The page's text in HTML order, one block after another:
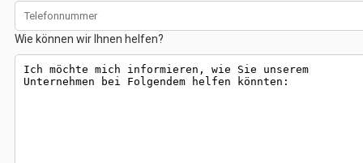
Wie können wir Ihnen helfen?